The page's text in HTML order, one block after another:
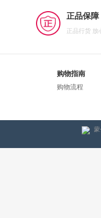
正品保障
正品行货 放
购物指南
购物流程